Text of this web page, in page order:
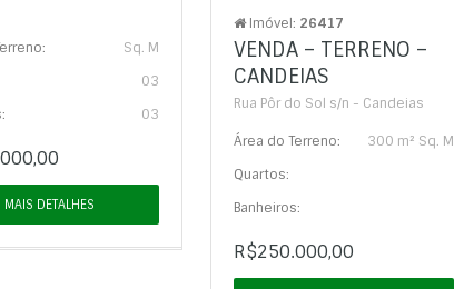
Sq. M
03
03
MAIS DETALHES
Imóvel: 26417
VENDA – TERRENO –
CANDEIAS
Rua Pôr do Sol s/n - Candeias
Área do Terreno:
300 m² Sq. M
Quartos:
Banheiros:
R$250.000,00